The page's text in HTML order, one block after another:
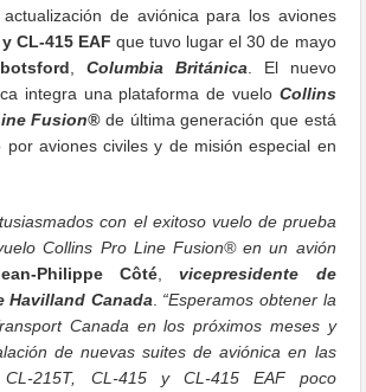
de aviónica para los aviones
CL-415 EAF que tuvo lugar el 30 de mayo
Columbia Británica . El nuevo
integra una plataforma de vuelo Collins
Fusion®de última generación que está
aviones civiles y de misión especial en
con el exitoso vuelo de prueba
Collins Pro Line Fusion® en un avión
Philippe Côté ,vicepresidente de
Havilland Canada
“Esperamos obtener la
Canada en los próximos meses y
de nuevas suites de aviónica en las
215T, CL-415 y CL-415 EAF poco